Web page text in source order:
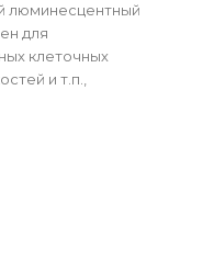
люминесцентный
для
клеточных
и т.п.,